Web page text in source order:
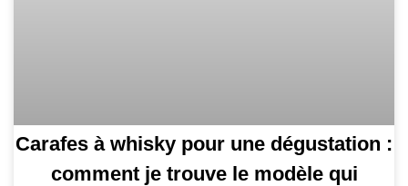
Carafes à whisky pour une dégustation :
comment je trouve le modèle qui